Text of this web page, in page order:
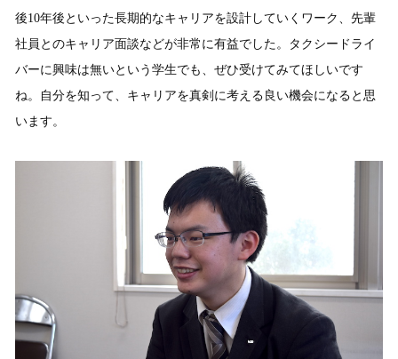
後10年後といった長期的なキャリアを設計していくワーク、先輩
社員とのキャリア面談などが非常に有益でした。タクシードライ
バーに興味は無いという学生でも、ぜひ受けてみてほしいです
ね。自分を知って、キャリアを真剣に考える良い機会になると思
います。